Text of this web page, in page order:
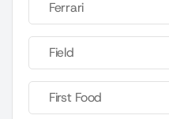
Ferrari
Field
First Food